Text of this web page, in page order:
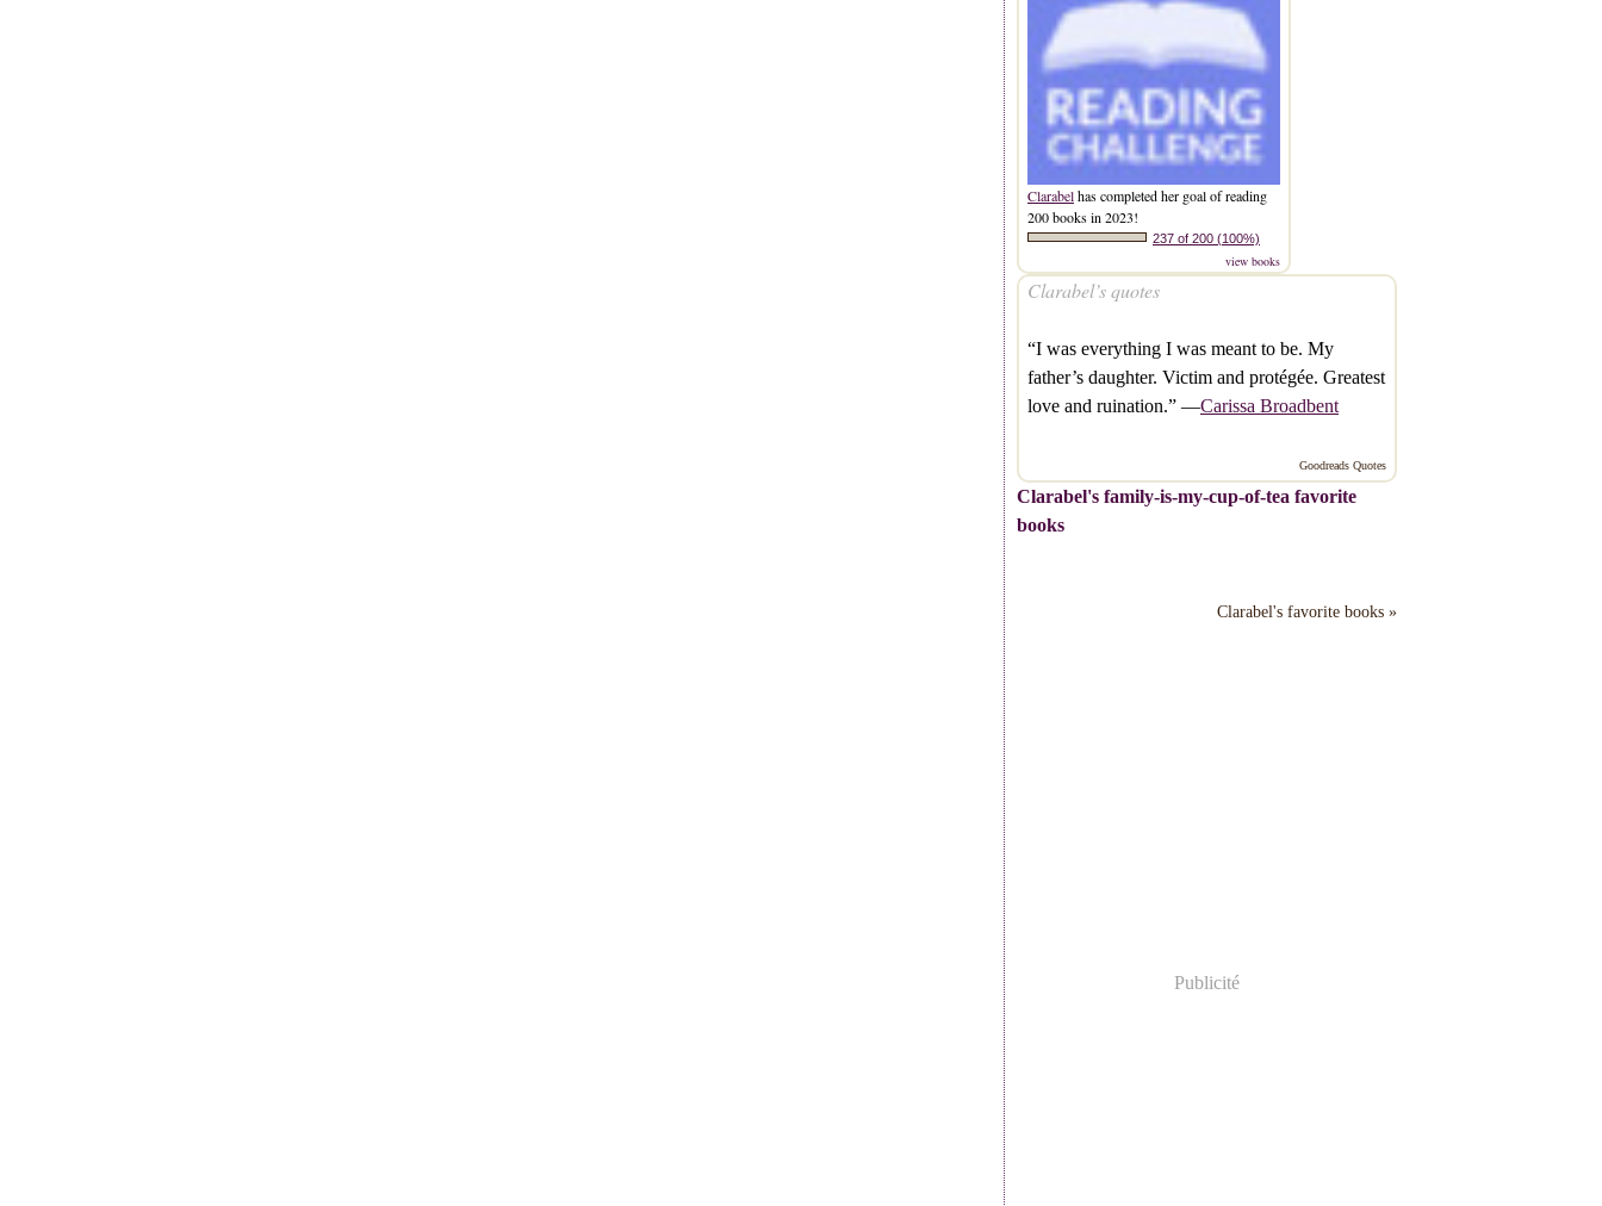
Clarabelhas completed her goal of reading
200 books in 2023!
237 of 200 (100%)
view books
Clarabel’s quotes
“I was everything I was meant to be. My
father’s daughter. Victim and protégée. Greatest
love and ruination.” —Carissa Broadbent
Goodreads Quotes
Clarabel's family-is-my-cup-of-tea favorite
books
Clarabel's favorite books »
Publicité